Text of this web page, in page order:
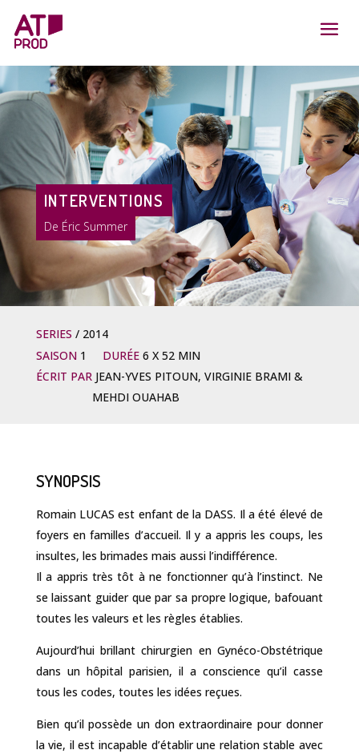
INTERVENTIONS
Éric Summer
SERIES
2014
SAISON 1 DURÉE 6 X 52 MIN
ÉCRIT PAR JEAN-YVES PITOUN, VIRGINIE BRAMI &
MEHDI OUAHAB
SYNOPSIS
Romain LUCAS est enfant de la DASS. Il a été élevé de
foyers en familles d’accueil. Il y a appris les coups, les
insultes, les brimades mais aussi l’indifférence.
Il a appris très tôt à ne fonctionner qu’à l’instinct. Ne
se laissant guider que par sa propre logique, bafouant
toutes les valeurs et les règles établies.
Aujourd’hui brillant chirurgien en Gynéco-Obstétrique
dans un hôpital parisien, il a conscience qu’il casse
tous les codes, toutes les idées reçues.
Bien qu’il possède un don extraordinaire pour donner
la vie, il est incapable d’établir une relation stable avec